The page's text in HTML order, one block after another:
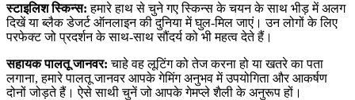
स्टाइलिश स्किन्स: हमारे हाथ से चुने गए स्किन्स के चयन के साथ भीड़ में अलग
दिखें या ब्लैक डेजर्ट ऑनलाइन की दुनिया में घुल-मिल जाएं। उन लोगों के लिए
परफेक्ट जो प्रदर्शन के साथ-साथ सौंदर्य को भी महत्व देते हैं।
सहायक पालतू जानवर: चाहे वह लूटिंग को तेज करना हो या खतरे का पता
लगाना, हमारे पालतू जानवर आपके गेमिंग अनुभव में उपयोगिता और आकर्षण
दोनों जोड़ते हैं। ऐसे साथी चुनें जो आपके गेमप्ले शैली के अनुरूप हों।